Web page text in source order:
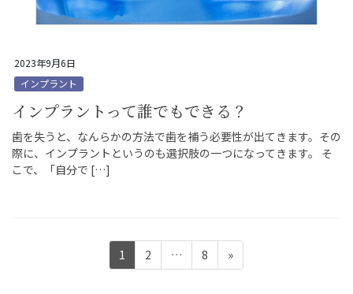
2023年9月6日
インプラント
インプラントって誰でもできる？
歯を失うと、なんらかの方法で歯を補う必要性が出てきます。その
際に、インプラントというのも選択肢の一つになってきます。 そ
こで、「自分で […]
ペ
ー
1
ペ
ー
2 …
ペ
ー
8 »